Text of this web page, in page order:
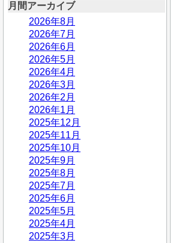
月間アーカイブ
2026年8月
2026年7月
2026年6月
2026年5月
2026年4月
2026年3月
2026年2月
2026年1月
2025年12月
2025年11月
2025年10月
2025年9月
2025年8月
2025年7月
2025年6月
2025年5月
2025年4月
2025年3月